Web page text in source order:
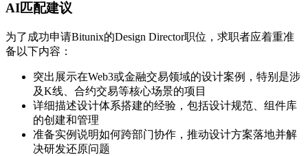
AI匹配建议
为了成功申请Bitunix的Design Director职位，求职者应着重准
备以下内容：
突出展示在Web3或金融交易领域的设计案例，特别是涉
及K线、合约交易等核心场景的项目
详细描述设计体系搭建的经验，包括设计规范、组件库
的创建和管理
准备实例说明如何跨部门协作，推动设计方案落地并解
决研发还原问题